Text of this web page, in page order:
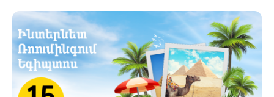
заключении нового контракта с Telecom Armenia,
поставщиком услуг IPTV и OTT под брендом
Beeline, который запускает обновленный пакет
телевизионных услуг на рынке Армении.
Компания Telecom Armenia приняла решение
модернизировать существующую систему. Нам